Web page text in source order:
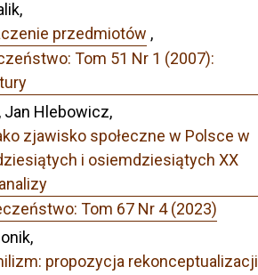
przedmiotów ,
Tom 51 Nr 1 (2007):
Jan Hlebowicz,
zjawisko społeczne w Polsce w
i osiemdziesiątych XX
Tom 67 Nr 4 (2023)
propozycja rekonceptualizacji